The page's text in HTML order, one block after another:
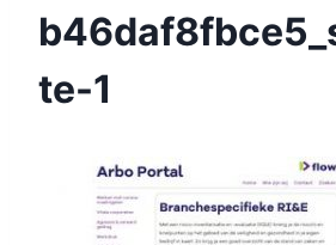
Te-1